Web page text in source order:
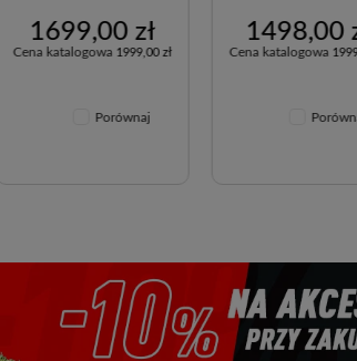
1699,00 zł
katalogowa1999,00 zł
Porównaj
1498,00 zł
Cena katalogowa1999,00 zł
Porównaj